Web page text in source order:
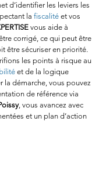
d’identifier les leviers les
la fiscalité et vos
vous aide à
corrigé, ce qui peut être
être sécuriser en priorité.
les points à risque au
et de la logique
la démarche, vous pouvez
de référence via
, vous avancez avec
et un plan d’action